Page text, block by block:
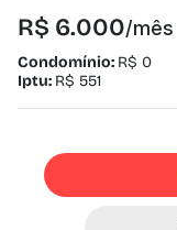
R$ 6.000/mês
Condomínio: R$ 0
Iptu: R$ 551